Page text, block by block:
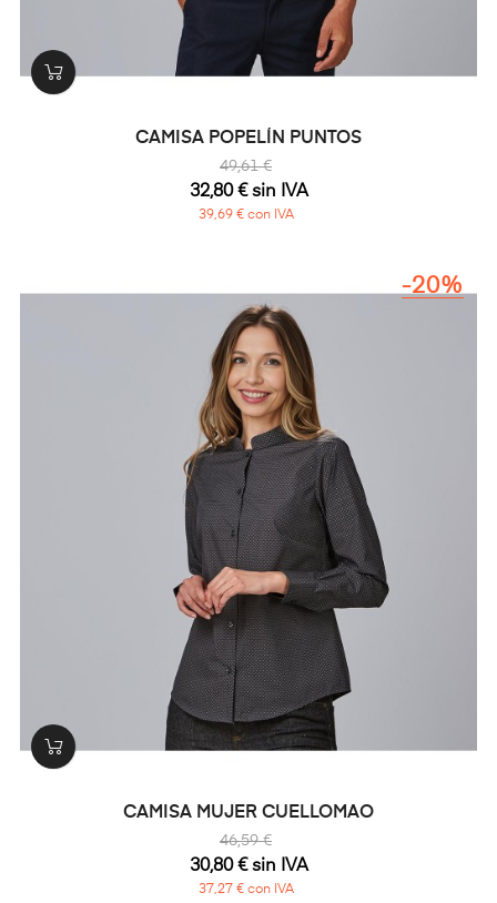
CAMISA POPELÍN PUNTOS
49,61 €
32,80 € sin IVA
39,69 € con IVA
CAMISA MUJER CUELLOMAO
46,59 €
-20%
30,80 € sin IVA
37,27 € con IVA